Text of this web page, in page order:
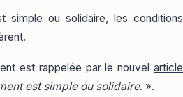
simple ou solidaire, les conditions
est rappelée par le nouvel article
est simple ou solidaire. ».